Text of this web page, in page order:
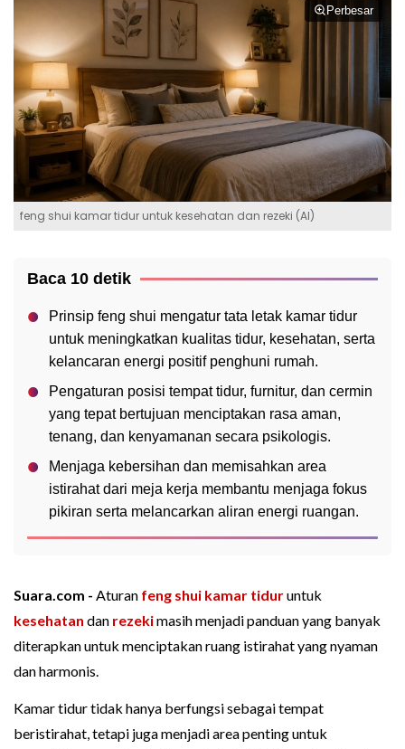
Perbesar
feng shui kamar tidur untuk kesehatan dan rezeki (AI)
Baca 10 detik
Prinsip feng shui mengatur tata letak kamar tidur
untuk meningkatkan kualitas tidur, kesehatan, serta
kelancaran energi positif penghuni rumah.
Pengaturan posisi tempat tidur, furnitur, dan cermin
yang tepat bertujuan menciptakan rasa aman,
tenang, dan kenyamanan secara psikologis.
Menjaga kebersihan dan memisahkan area
istirahat dari meja kerja membantu menjaga fokus
pikiran serta melancarkan aliran energi ruangan.
Suara.com - Aturan feng shui kamar tiduruntuk
kesehatan dan rezekimasih menjadi panduan yang banyak
diterapkan untuk menciptakan ruang istirahat yang nyaman
dan harmonis.
Kamar tidur tidak hanya berfungsi sebagai tempat
beristirahat, tetapi juga menjadi area penting untuk